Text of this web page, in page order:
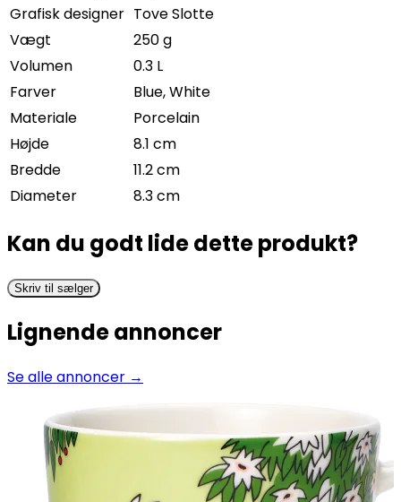
Grafisk designer Tove Slotte
Vægt
250 g
Volumen
0.3 L
Farver
Blue, White
Materiale
Porcelain
Højde
8.1 cm
Bredde
11.2 cm
Diameter
8.3 cm
Kan du godt lide dette produkt?
Skriv til sælger
Lignende annoncer
Se alle annoncer →